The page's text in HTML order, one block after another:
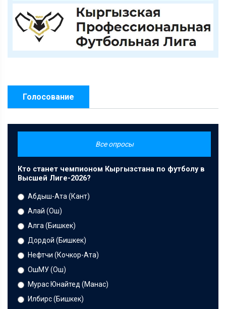
Голосование
Все опросы
Кто станет чемпионом Кыргызстана по футболу в
Высшей Лиге-2026?
Абдыш-Ата (Кант)
Алай (Ош)
Алга (Бишкек)
Дордой (Бишкек)
Нефтчи (Кочкор-Ата)
ОшМУ (Ош)
Мурас Юнайтед (Манас)
Илбирс (Бишкек)